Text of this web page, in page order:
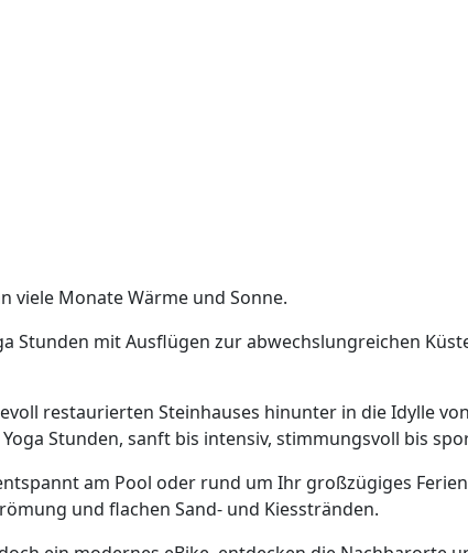
viele Monate Wärme und Sonne.
Stunden mit Ausflügen zur abwechslungreichen
restaurierten Steinhauses hinunter in die Idylle
Stunden, sanft bis intensiv, stimmungsvoll bis
am Pool oder rund um Ihr großzügiges
und flachen Sand- und Kiesstränden.